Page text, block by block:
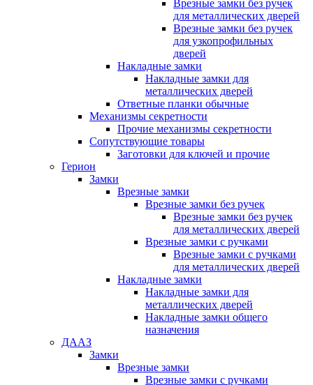
Врезные замки без ручек
для металлических дверей
Врезные замки без ручек
для узкопрофильных
дверей
Накладные замки
Накладные замки для
металлических дверей
Ответные планки обычные
Механизмы секретности
Прочие механизмы секретности
Сопутствующие товары
Заготовки для ключей и прочие
Герион
Замки
Врезные замки
Врезные замки без ручек
Врезные замки без ручек
для металлических дверей
Врезные замки с ручками
Врезные замки с ручками
для металлических дверей
Накладные замки
Накладные замки для
металлических дверей
Накладные замки общего
назначения
ДААЗ
Замки
Врезные замки
Врезные замки с ручками